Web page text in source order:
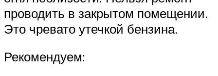
проводить в закрытом помещении.
Это чревато утечкой бензина.
Рекомендуем: